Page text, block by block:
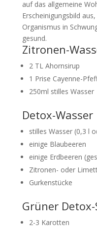
auf das allgemeine
Erscheinigungsbild
Organismus in
gesund.
Zitronen-
2 TL Ahornsirup
1 Prise Cayenne-
250ml stilles Wasser
Detox-Wasser
stilles Wasser (0,3 l
einige Blaubeeren
einige Erdbeeren
Zitronen- oder
Gurkenstücke
Grüner
2-3 Karotten